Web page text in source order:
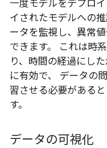
一度モデルをデプロ
イされたモデルへの
ータを監視し、異常
できます。 これは時
り、時間の経過にし
に有効で、 データの
習させる必要がある
す。
データの可視化